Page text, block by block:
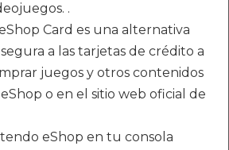
.
Card es una alternativa
a las tarjetas de crédito a
juegos y otros contenidos
o en el sitio web oficial de
eShop en tu consola